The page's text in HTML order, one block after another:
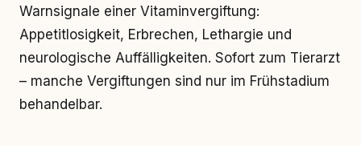
Warnsignale einer Vitaminvergiftung:
Appetitlosigkeit, Erbrechen, Lethargie und
neurologische Auffälligkeiten. Sofort zum Tierarzt
– manche Vergiftungen sind nur im Frühstadium
behandelbar.